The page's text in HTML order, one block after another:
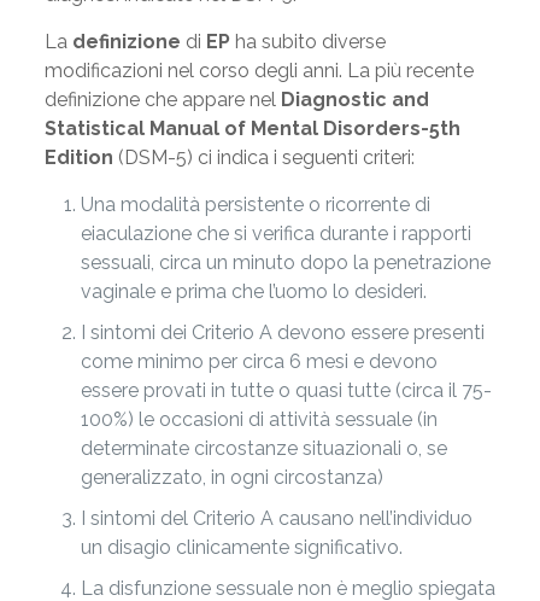
La definizione di EP ha subito diverse
modificazioni nel corso degli anni. La più recente
definizione che appare nel Diagnostic and
Statistical Manual of Mental Disorders-5th
Edition (DSM-5) ci indica i seguenti criteri:
Una modalità persistente o ricorrente di
eiaculazione che si verifica durante i rapporti
sessuali, circa un minuto dopo la penetrazione
vaginale e prima che l’uomo lo desideri.
I sintomi dei Criterio A devono essere presenti
come minimo per circa 6 mesi e devono
essere provati in tutte o quasi tutte (circa il 75-
100%) le occasioni di attività sessuale (in
determinate circostanze situazionali o, se
generalizzato, in ogni circostanza)
I sintomi del Criterio A causano nell’individuo
un disagio clinicamente significativo.
La disfunzione sessuale non è meglio spiegata